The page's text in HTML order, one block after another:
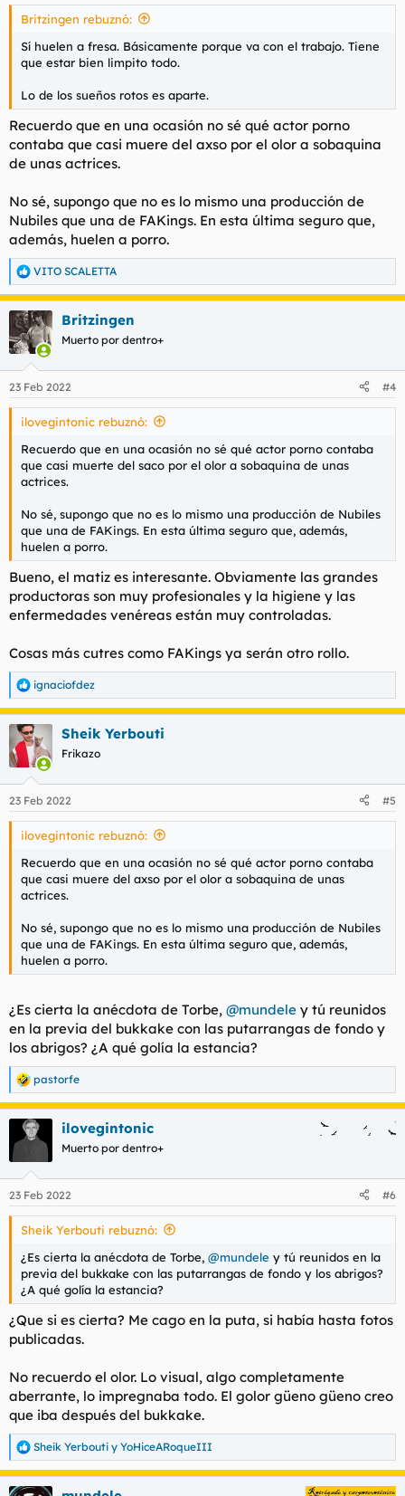
Britzingen rebuznó:
Sí huelen a fresa. Básicamente porque va con el trabajo. Tiene
que estar bien limpito todo.
Lo de los sueños rotos es aparte.
Recuerdo que en una ocasión no sé qué actor porno
contaba que casi muere del axso por el olor a sobaquina
de unas actrices.
No sé, supongo que no es lo mismo una producción de
Nubiles que una de FAKings. En esta última seguro que,
además, huelen a porro.
R
e
a
c
c
i
e
s
VITO SCALETTA
Britzingen
Muerto por dentro+
23 Feb 2022 #4
ilovegintonic rebuznó:
Recuerdo que en una ocasión no sé qué actor porno contaba
que casi muerte del saco por el olor a sobaquina de unas
actrices.
No sé, supongo que no es lo mismo una producción de Nubiles
que una de FAKings. En esta última seguro que, además,
huelen a porro.
Bueno, el matiz es interesante. Obviamente las grandes
productoras son muy profesionales y la higiene y las
enfermedades venéreas están muy controladas.
Cosas más cutres como FAKings ya serán otro rollo.
R
e
a
c
c
i
e
s
ignaciofdez
Sheik Yerbouti
Frikazo
23 Feb 2022 #5
ilovegintonic rebuznó:
Recuerdo que en una ocasión no sé qué actor porno contaba
que casi muere del axso por el olor a sobaquina de unas
actrices.
No sé, supongo que no es lo mismo una producción de Nubiles
que una de FAKings. En esta última seguro que, además,
huelen a porro.
¿Es cierta la anécdota de Torbe, @mundele y tú reunidos
en la previa del bukkake con las putarrangas de fondo y
los abrigos? ¿A qué golía la estancia?
R
e
a
c
e
s
pastorfe
ilovegintonic
Muerto por dentro+
23 Feb 2022 #6
Sheik Yerbouti rebuznó:
¿Es cierta la anécdota de Torbe, @mundele y tú reunidos en la
previa del bukkake con las putarrangas de fondo y los abrigos?
¿A qué golía la estancia?
¿Que si es cierta? Me cago en la puta, si había hasta fotos
publicadas.
No recuerdo el olor. Lo visual, algo completamente
aberrante, lo impregnaba todo. El golor güeno güeno creo
que iba después del bukkake.
R
e
a
Sheik Yerbouti y YoHiceARoqueIII